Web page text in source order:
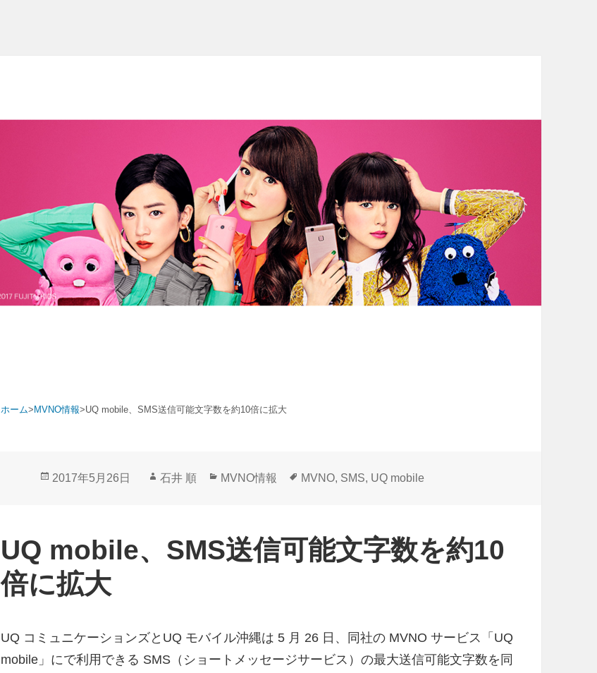
ホーム> MVNO情報>UQ mobile、SMS送信可能文字数を約10倍に拡大
投
2017年5月26日
作
石井 順
カ
リ
ー
MVNO情報
タ
MVNO, SMS, UQ mobile
UQ mobile、SMS送信可能文字数を約10
倍に拡大
UQ コミュニケーションズとUQ モバイル沖縄は 5 月 26 日、同社の MVNO サービス「UQ
mobile」にで利用できる SMS（ショートメッセージサービス）の最大送信可能文字数を同